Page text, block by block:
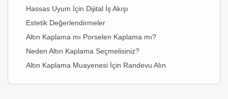
Hassas Uyum İçin Dijital İş Akışı
Estetik Değerlendirmeler
Altın Kaplama mı Porselen Kaplama mı?
Neden Altın Kaplama Seçmelisiniz?
Altın Kaplama Muayenesi İçin Randevu Alın